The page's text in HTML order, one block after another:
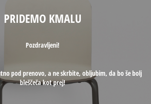
PRIDEMO KMALU
Pozdravljeni!
pod prenovo, a ne skrbite, obljubim, da bo še bolj
bleščeča kot prej!